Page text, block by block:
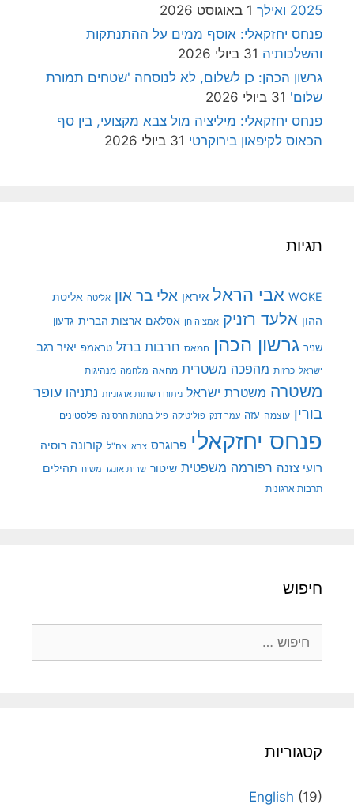
2025 ואילך
1 באוגוסט 2026
פנחס יחזקאלי: אוסף ממים על ההתנתקות
והשלכותיה 31 ביולי 2026
גרשון הכהן: כן לשלום, לא לנוסחה 'שטחים תמורת
שלום' 31 ביולי 2026
פנחס יחזקאלי: מיליציה מול צבא מקצועי, בין סף
הכאוס לקיפאון בירוקרטי 31 ביולי 2026
תגיות
WOKE אבי הראל איראן אלי בר און אליטה אליטת
ההון אלעד רזניק אמציה חן אסלאם ארצות הברית גדעון
שניר גרשון הכהן חמאס חרבות ברזל טראמפ יאיר רגב
ישראל כרזות מהפכה משטרית מחאה מלחמה מנהיגות
משטרה משטרת ישראל ניתוח רשתות ארגוניות נתניהו עופר
בורין עוצמה עזה עמר דנק פוליטיקה פיל בחנות חרסינה פלסטינים
פנחס יחזקאלי פרוגרס צבא צה"ל קורונה רוסיה
רועי צזנה רפורמה משפטית שיטור שרית אונגר משיח תהילים
תרבות ארגונית
חיפוש
קטגוריות
English (19)